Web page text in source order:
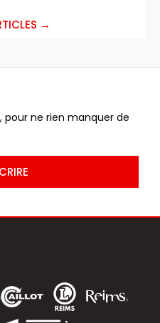
→
pour ne rien manquer de